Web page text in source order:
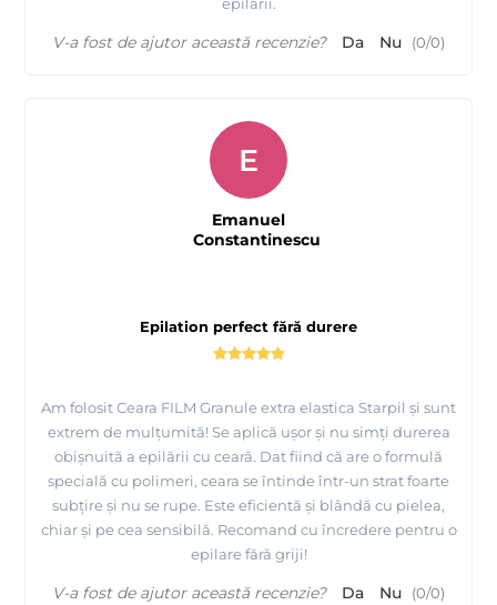
epilării.
V-a fost de ajutor această recenzie? Da Nu (0/0)
Epilation perfect fără durere
Am folosit Ceara FILM Granule extra elastica Starpil și sunt
extrem de mulțumită! Se aplică ușor și nu simți durerea
obișnuită a epilării cu ceară. Dat fiind că are o formulă
specială cu polimeri, ceara se întinde într-un strat foarte
subțire și nu se rupe. Este eficientă și blândă cu pielea,
chiar și pe cea sensibilă. Recomand cu încredere pentru o
epilare fără griji!
E
Emanuel
Constantinescu
V-a fost de ajutor această recenzie? Da Nu (0/0)